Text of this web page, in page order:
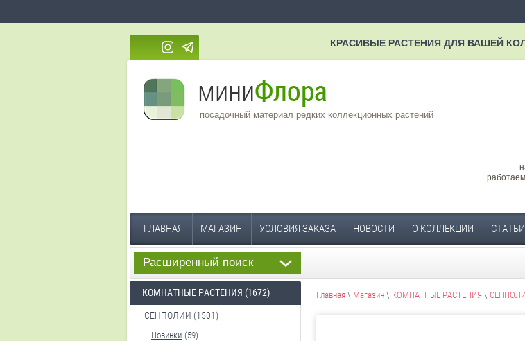
КРАСИВЫЕ РАСТЕНИЯ ДЛЯ ВАШЕЙ
посадочный материал редких коллекционных растений
ГЛАВНАЯ МАГАЗИН УСЛОВИЯ ЗАКАЗА НОВОСТИ О КОЛЛЕКЦИИ СТАТЬИ
Расширенный поиск
КОМНАТНЫЕ РАСТЕНИЯ (1672)
СЕНПОЛИИ (1501)
Новинки (59)
Главная \ Магазин \ КОМНАТНЫЕ РАСТЕНИЯ \